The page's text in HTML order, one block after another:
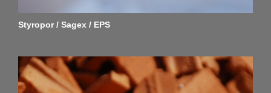
Styropor / Sagex / EPS